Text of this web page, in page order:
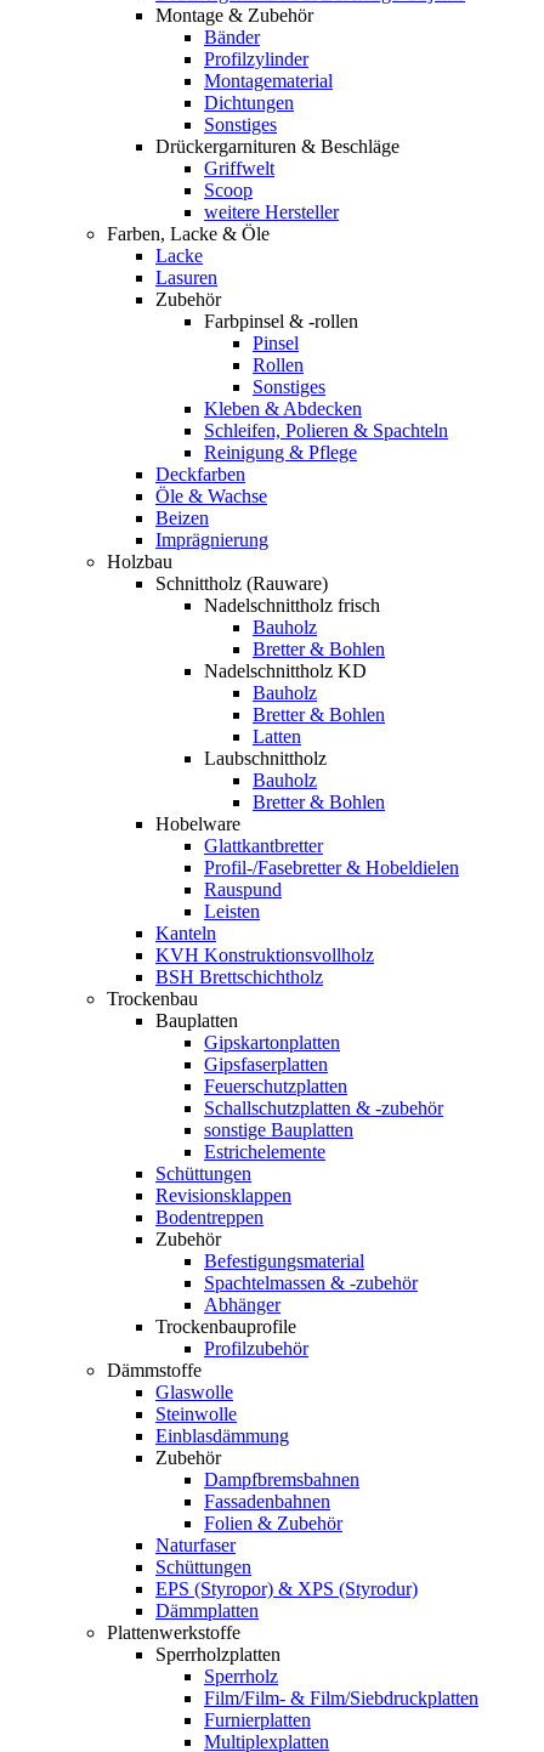
Montage & Zubehör
Bänder
Profilzylinder
Montagematerial
Dichtungen
Sonstiges
Drückergarnituren & Beschläge
Griffwelt
Scoop
weitere Hersteller
Farben, Lacke & Öle
Lacke
Lasuren
Zubehör
Farbpinsel & -rollen
Pinsel
Rollen
Sonstiges
Kleben & Abdecken
Schleifen, Polieren & Spachteln
Reinigung & Pflege
Deckfarben
Öle & Wachse
Beizen
Imprägnierung
Holzbau
Schnittholz (Rauware)
Nadelschnittholz frisch
Bauholz
Bretter & Bohlen
Nadelschnittholz KD
Bauholz
Bretter & Bohlen
Latten
Laubschnittholz
Bauholz
Bretter & Bohlen
Hobelware
Glattkantbretter
Profil-/Fasebretter & Hobeldielen
Rauspund
Leisten
Kanteln
KVH Konstruktionsvollholz
BSH Brettschichtholz
Trockenbau
Bauplatten
Gipskartonplatten
Gipsfaserplatten
Feuerschutzplatten
Schallschutzplatten & -zubehör
sonstige Bauplatten
Estrichelemente
Schüttungen
Revisionsklappen
Bodentreppen
Zubehör
Befestigungsmaterial
Spachtelmassen & -zubehör
Abhänger
Trockenbauprofile
Profilzubehör
Dämmstoffe
Glaswolle
Steinwolle
Einblasdämmung
Zubehör
Dampfbremsbahnen
Fassadenbahnen
Folien & Zubehör
Naturfaser
Schüttungen
EPS (Styropor) & XPS (Styrodur)
Dämmplatten
Plattenwerkstoffe
Sperrholzplatten
Sperrholz
Film/Film- & Film/Siebdruckplatten
Furnierplatten
Multiplexplatten